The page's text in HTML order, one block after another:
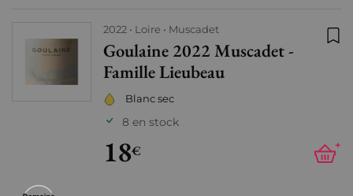
2022 Loire Muscadet
Goulaine 2022 Muscadet -
Famille Lieubeau
Blanc sec
8 en stock
18€ +